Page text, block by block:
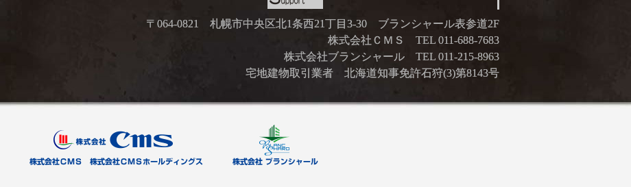
〒064-0821 札幌市中央区北1条西21丁目3-30 ブランシャール表参道2F
株式会社ＣＭＳ TEL 011-688-7683
株式会社ブランシャール TEL 011-215-8963
宅地建物取引業者 北海道知事免許石狩(3)第8143号